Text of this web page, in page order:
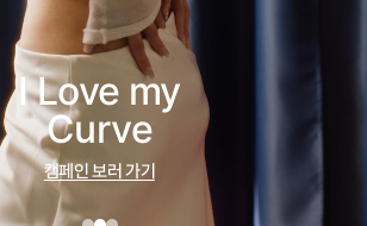
I Love my
Curve
캠페인 보러 가기